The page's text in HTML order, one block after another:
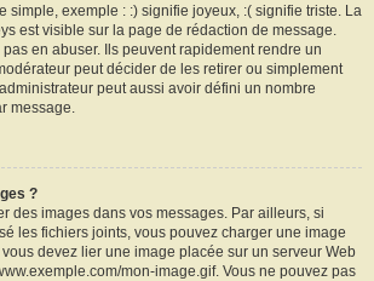
simple, exemple : :) signifie joyeux, :( signifie triste. La
est visible sur la page de rédaction de message.
en abuser. Ils peuvent rapidement rendre un
peut décider de les retirer ou simplement
peut aussi avoir défini un nombre
message.
?
des images dans vos messages. Par ailleurs, si
les fichiers joints, vous pouvez charger une image
devez lier une image placée sur un serveur Web
mon-image.gif. Vous ne pouvez pas